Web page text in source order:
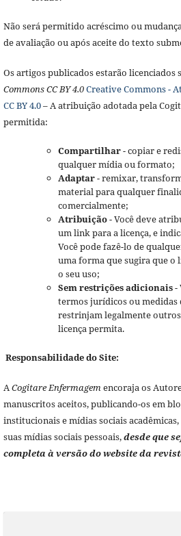
Não será permitido acréscimo ou
de avaliação ou após aceite do texto
Os artigos publicados estarão licenciados
Commons CC BY 4.0Creative Commons -
CC BY 4.0– A atribuição adotada pela
permitida:
Compartilhar- copiar e
qualquer mídia ou formato;
Adaptar- remixar,
material para qualquer
comercialmente;
Atribuição- Você deve
um link para a licença, e
Você pode fazê-lo de
uma forma que sugira que o
o seu uso;
Sem restrições adicionais-
termos jurídicos ou medidas
restrinjam legalmente
licença permita.
Responsabilidade do Site:
ACogitare Enfermagemencoraja os
manuscritos aceitos, publicando-os em
institucionais e mídias sociais
suas mídias sociais pessoais,desde que
completa à versão do website da